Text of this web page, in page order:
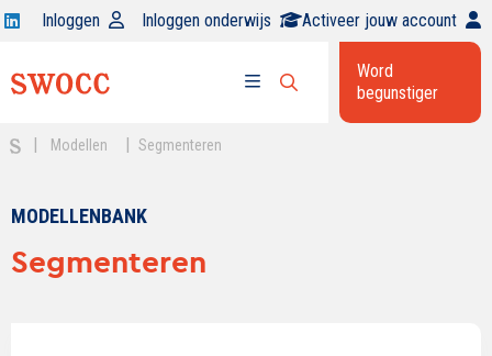
Open
op
Inloggen Inloggen onderwijs Activeer jouw account
Open
zoekbalk
Word
begunstiger
Modellen Segmenteren
MODELLENBANK
Segmenteren